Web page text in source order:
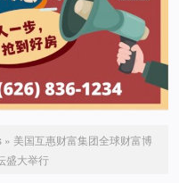
» 美国互惠财富集团全球财富博
盛大举行